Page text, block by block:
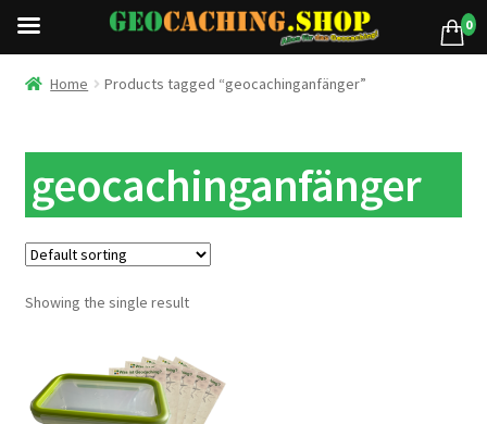
Home Products tagged “geocachinganfänger”
geocachinganfänger
Showing the single result
0